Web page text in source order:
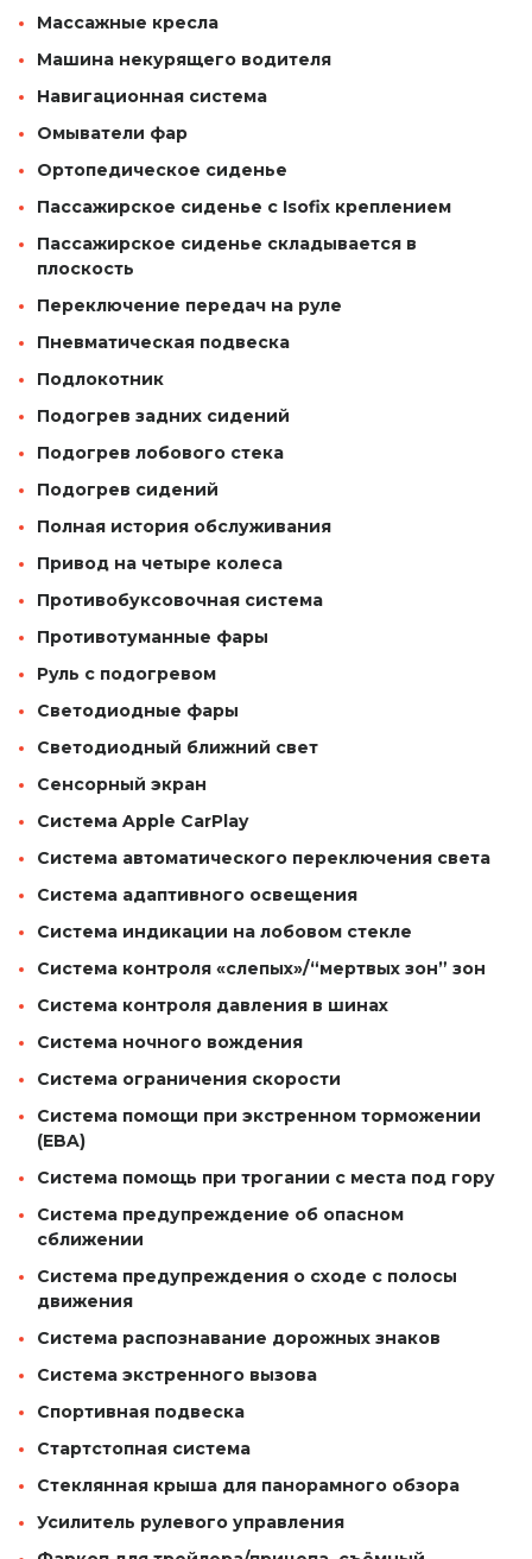
Массажные кресла
Машина некурящего водителя
Навигационная система
Омыватели фар
Ортопедическое сиденье
Пассажирское сиденье с Isofix креплением
Пассажирское сиденье складывается в
плоскость
Переключение передач на руле
Пневматическая подвеска
Подлокотник
Подогрев задних сидений
Подогрев лобового стека
Подогрев сидений
Полная история обслуживания
Привод на четыре колеса
Противобуксовочная система
Противотуманные фары
Руль с подогревом
Светодиодные фары
Светодиодный ближний свет
Сенсорный экран
Система Apple CarPlay
Система автоматического переключения света
Система адаптивного освещения
Система индикации на лобовом стекле
Система контроля «слепых»/“мертвых зон” зон
Система контроля давления в шинах
Система ночного вождения
Система ограничения скорости
Система помощи при экстренном торможении
(EBA)
Система помощь при трогании с места под гору
Система предупреждение об опасном
сближении
Система предупреждения о сходе с полосы
движения
Система распознавание дорожных знаков
Система экстренного вызова
Спортивная подвеска
Стартстопная система
Стеклянная крыша для панорамного обзора
Усилитель рулевого управления